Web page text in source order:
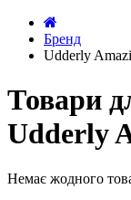
Бренд
Udderly
Товари
Udderly
Немає жодного